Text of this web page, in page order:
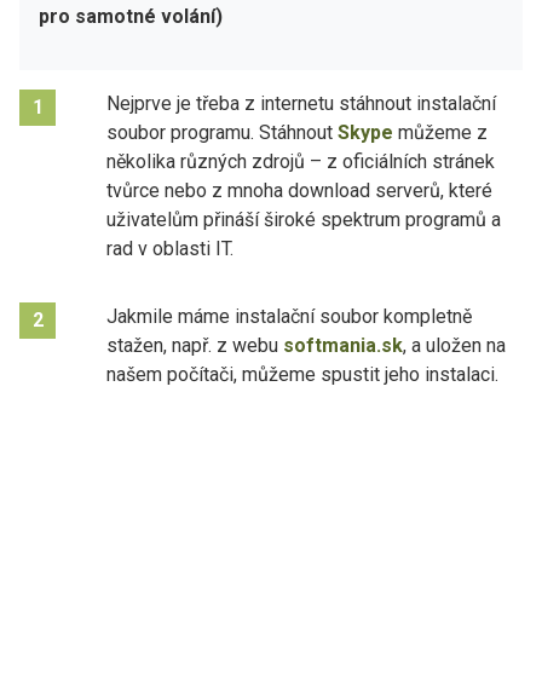
pro samotné volání)
1
Nejprve je třeba z internetu stáhnout instalační
soubor programu. Stáhnout Skype můžeme z
několika různých zdrojů – z oficiálních stránek
tvůrce nebo z mnoha download serverů, které
uživatelům přináší široké spektrum programů a
rad v oblasti IT.
2
Jakmile máme instalační soubor kompletně
stažen, např. z webu softmania.sk, a uložen na
našem počítači, můžeme spustit jeho instalaci.